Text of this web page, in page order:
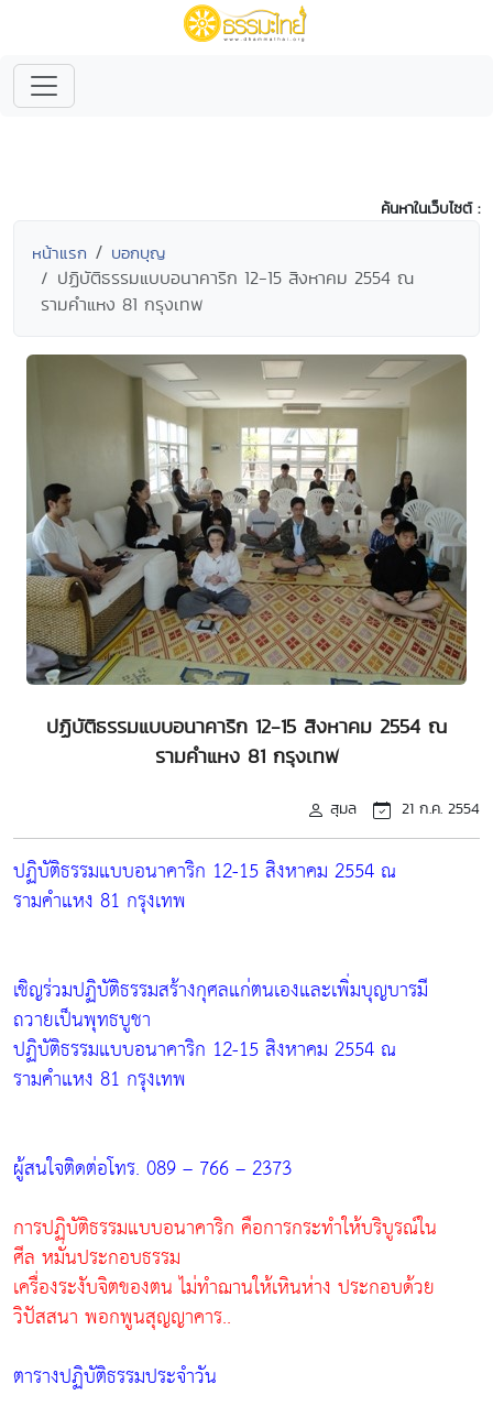
ค้นหาในเว็บไซต์ :
หน้าแรก บอกบุญ
ปฏิบัติธรรมแบบอนาคาริก 12-15 สิงหาคม 2554 ณ
รามคำแหง 81 กรุงเทพ
ปฏิบัติธรรมแบบอนาคาริก 12-15 สิงหาคม 2554 ณ
รามคำแหง 81 กรุงเทพ
สุมล 21 ก.ค. 2554
ปฏิบัติธรรมแบบอนาคาริก 12-15 สิงหาคม 2554 ณ
รามคำแหง 81 กรุงเทพ
เชิญร่วมปฏิบัติธรรมสร้างกุศลแก่ตนเองและเพิ่มบุญบารมี
ถวายเป็นพุทธบูชา
ปฏิบัติธรรมแบบอนาคาริก 12-15 สิงหาคม 2554 ณ
รามคำแหง 81 กรุงเทพ
ผู้สนใจติดต่อโทร. 089 – 766 – 2373
การปฏิบัติธรรมแบบอนาคาริก คือการกระทำให้บริบูรณ์ใน
ศีล หมั่นประกอบธรรม
เครื่องระงับจิตของตน ไม่ทำฌานให้เหินห่าง ประกอบด้วย
วิปัสสนา พอกพูนสุญญาคาร..
ตารางปฏิบัติธรรมประจำวัน